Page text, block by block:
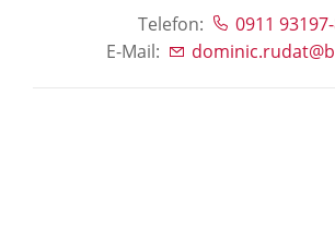
Telefon:
0911
E-Mail: